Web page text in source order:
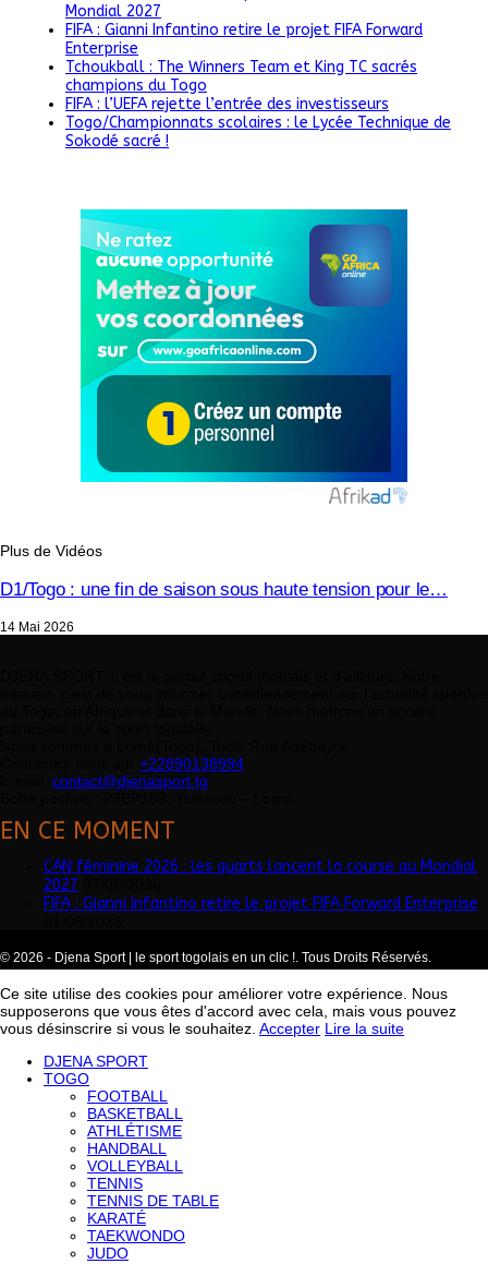
Mondial 2027
FIFA : Gianni Infantino retire le projet FIFA Forward
Enterprise
Tchoukball : The Winners Team et King TC sacrés
champions du Togo
FIFA : l’UEFA rejette l’entrée des investisseurs
Togo/Championnats scolaires : le Lycée Technique de
Sokodé sacré !
Plus de Vidéos
D1/Togo : une fin de saison sous haute tension pour le…
14 Mai 2026
+22890138994
contact@djenasport.tg
EN CE MOMENT
CAN féminine 2026 : les quarts lancent la course au Mondial
2027
FIFA : Gianni Infantino retire le projet FIFA Forward Enterprise
© 2026 - Djena Sport | le sport togolais en un clic !. Tous Droits Réservés.
Ce site utilise des cookies pour améliorer votre expérience. Nous
supposerons que vous êtes d'accord avec cela, mais vous pouvez
vous désinscrire si vous le souhaitez. Accepter Lire la suite
DJENA SPORT
TOGO
FOOTBALL
BASKETBALL
ATHLÉTISME
HANDBALL
VOLLEYBALL
TENNIS
TENNIS DE TABLE
KARATÉ
TAEKWONDO
JUDO